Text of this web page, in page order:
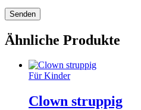
Ähnliche Produkte
Für Kinder
Clown struppig